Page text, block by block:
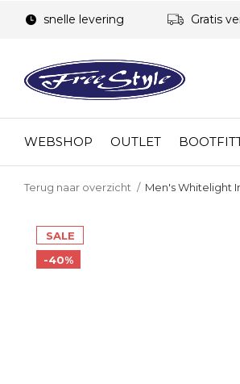
WEBSHOP OUTLET
snelle levering Gratis
Terug naar overzicht Men's Whitelight
SALE
-40%